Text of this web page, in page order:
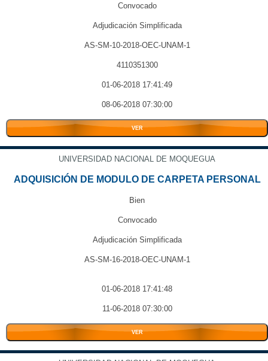
Convocado
Adjudicación Simplificada
AS-SM-10-2018-OEC-UNAM-1
4110351300
01-06-2018 17:41:49
08-06-2018 07:30:00
VER
UNIVERSIDAD NACIONAL DE MOQUEGUA
ADQUISICIÓN DE MODULO DE CARPETA PERSONAL
Bien
Convocado
Adjudicación Simplificada
AS-SM-16-2018-OEC-UNAM-1
01-06-2018 17:41:48
11-06-2018 07:30:00
VER